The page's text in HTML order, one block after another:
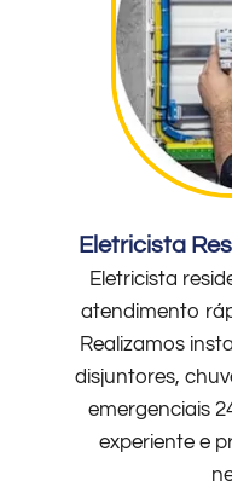
Eletricista
Eletricista
atendimento
Realizamos
disjuntores,
emergenciais
experiente e